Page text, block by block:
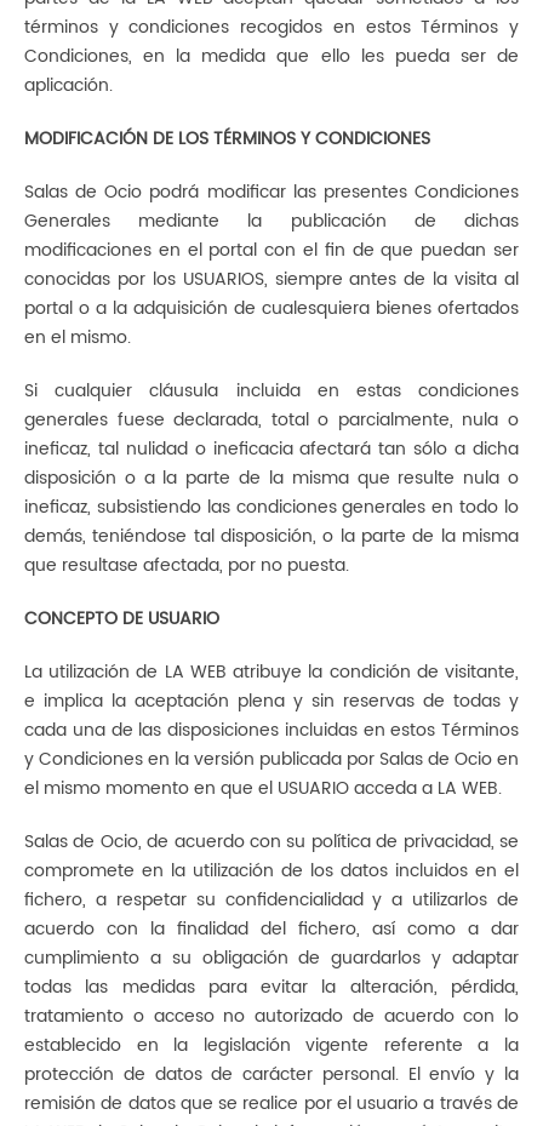
términos y condiciones recogidos en estos Términos y
Condiciones, en la medida que ello les pueda ser de
aplicación.
MODIFICACIÓN DE LOS TÉRMINOS Y CONDICIONES
Salas de Ocio podrá modificar las presentes Condiciones
Generales mediante la publicación de dichas
modificaciones en el portal con el fin de que puedan ser
conocidas por los USUARIOS, siempre antes de la visita al
portal o a la adquisición de cualesquiera bienes ofertados
en el mismo.
Si cualquier cláusula incluida en estas condiciones
generales fuese declarada, total o parcialmente, nula o
ineficaz, tal nulidad o ineficacia afectará tan sólo a dicha
disposición o a la parte de la misma que resulte nula o
ineficaz, subsistiendo las condiciones generales en todo lo
demás, teniéndose tal disposición, o la parte de la misma
que resultase afectada, por no puesta.
CONCEPTO DE USUARIO
La utilización de LA WEB atribuye la condición de visitante,
e implica la aceptación plena y sin reservas de todas y
cada una de las disposiciones incluidas en estos Términos
y Condiciones en la versión publicada por Salas de Ocio en
el mismo momento en que el USUARIO acceda a LA WEB.
Salas de Ocio, de acuerdo con su política de privacidad, se
compromete en la utilización de los datos incluidos en el
fichero, a respetar su confidencialidad y a utilizarlos de
acuerdo con la finalidad del fichero, así como a dar
cumplimiento a su obligación de guardarlos y adaptar
todas las medidas para evitar la alteración, pérdida,
tratamiento o acceso no autorizado de acuerdo con lo
establecido en la legislación vigente referente a la
protección de datos de carácter personal. El envío y la
remisión de datos que se realice por el usuario a través de